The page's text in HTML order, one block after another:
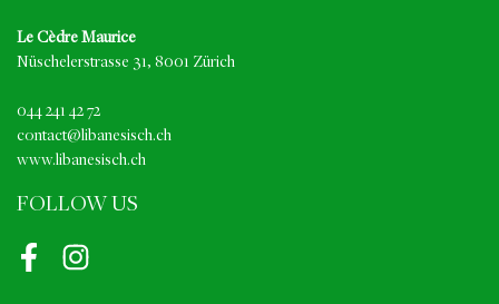
Le Cèdre Maurice
Nüschelerstrasse 31, 8001 Zürich
044 241 42 72
contact@libanesisch.ch
www.libanesisch.ch
FOLLOW US
FacebookInstagram